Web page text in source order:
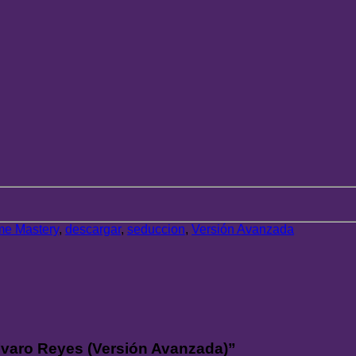
Mastery, descargar, seduccion, Versión Avanzada
Reyes (Versión Avanzada)”